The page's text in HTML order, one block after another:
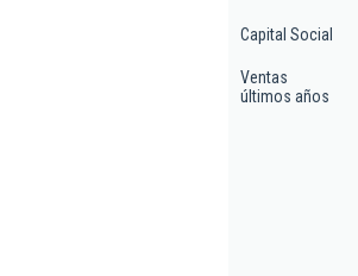
Capital Social
Ventas
últimos años